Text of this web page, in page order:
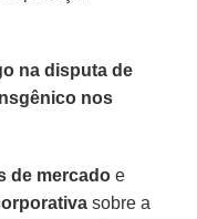
na disputa de
nos
de mercado e
sobre a